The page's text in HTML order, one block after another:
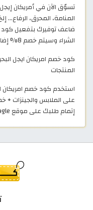
تسوّق الآن في أمريكان
ضاعف توفيرك بتفعيل
الشراء وسيتم خصم 8% إضافية على إجمالي مشترياتك فورًا.
المنتجات
إتمام طلبك على موقع American Eagle.